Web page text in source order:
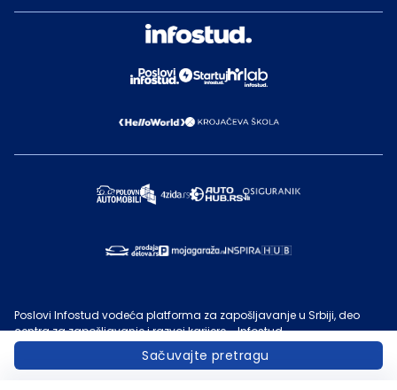
Sačuvajte pretragu
Poslovi Infostud vodeća platforma za zapošljavanje u Srbiji, deo
centra za zapošljavanje i razvoj karijere - Infostud.
©
Infostud rešenja d.o.o. Subotica
Poslovi.infostud.com
je vlasništvo Infostuda. Zabranjeno je njegovo